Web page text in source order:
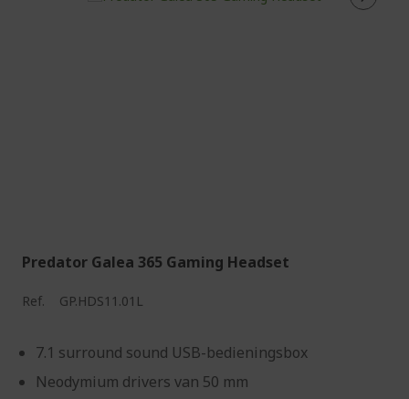
Predator Galea 365 Gaming Headset
Ref. GP.HDS11.01L
7.1 surround sound USB-bedieningsbox
Neodymium drivers van 50 mm